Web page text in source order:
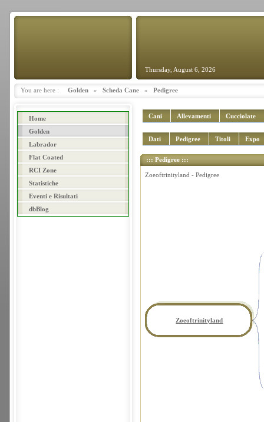
Thursday, August 6, 2026
You are here : Golden » Scheda Cane » Pedigree
Home
Golden
Labrador
Flat Coated
RCI Zone
Statistiche
Eventi e Risultati
dbBlog
Cani Allevamenti Cucciolate
Dati Pedigree Titoli Expo
::: Pedigree :::
Zoeoftrinityland - Pedigree
Zoeoftrinityland